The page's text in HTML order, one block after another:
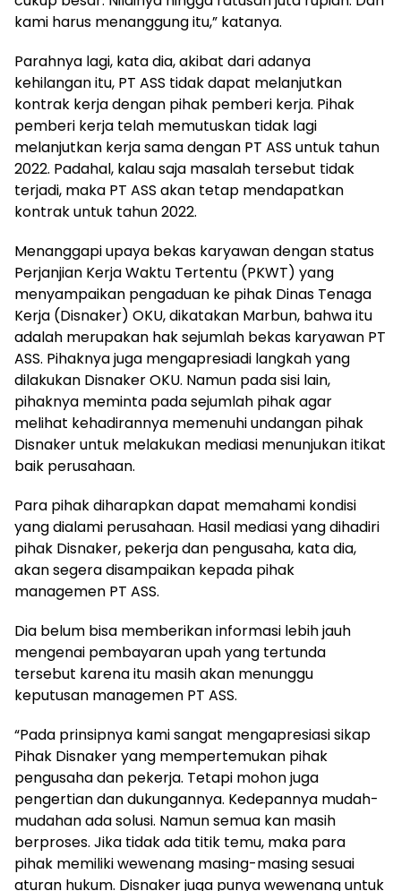
kami harus menanggung itu,” katanya.
Parahnya lagi, kata dia, akibat dari adanya
kehilangan itu, PT ASS tidak dapat melanjutkan
kontrak kerja dengan pihak pemberi kerja. Pihak
pemberi kerja telah memutuskan tidak lagi
melanjutkan kerja sama dengan PT ASS untuk tahun
2022. Padahal, kalau saja masalah tersebut tidak
terjadi, maka PT ASS akan tetap mendapatkan
kontrak untuk tahun 2022.
Menanggapi upaya bekas karyawan dengan status
Perjanjian Kerja Waktu Tertentu (PKWT) yang
menyampaikan pengaduan ke pihak Dinas Tenaga
Kerja (Disnaker) OKU, dikatakan Marbun, bahwa itu
adalah merupakan hak sejumlah bekas karyawan PT
ASS. Pihaknya juga mengapresiadi langkah yang
dilakukan Disnaker OKU. Namun pada sisi lain,
pihaknya meminta pada sejumlah pihak agar
melihat kehadirannya memenuhi undangan pihak
Disnaker untuk melakukan mediasi menunjukan itikat
baik perusahaan.
Para pihak diharapkan dapat memahami kondisi
yang dialami perusahaan. Hasil mediasi yang dihadiri
pihak Disnaker, pekerja dan pengusaha, kata dia,
akan segera disampaikan kepada pihak
managemen PT ASS.
Dia belum bisa memberikan informasi lebih jauh
mengenai pembayaran upah yang tertunda
tersebut karena itu masih akan menunggu
keputusan managemen PT ASS.
“Pada prinsipnya kami sangat mengapresiasi sikap
Pihak Disnaker yang mempertemukan pihak
pengusaha dan pekerja. Tetapi mohon juga
pengertian dan dukungannya. Kedepannya mudah-
mudahan ada solusi. Namun semua kan masih
berproses. Jika tidak ada titik temu, maka para
pihak memiliki wewenang masing-masing sesuai
aturan hukum. Disnaker juga punya wewenang untuk